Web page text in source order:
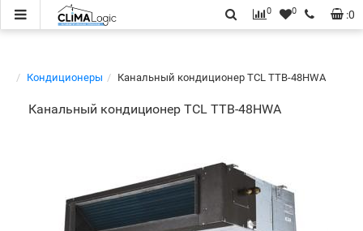
:0
0 0
Кондиционеры Канальный кондиционер TCL TTB-48HWA
Канальный кондиционер TCL TTB-48HWA